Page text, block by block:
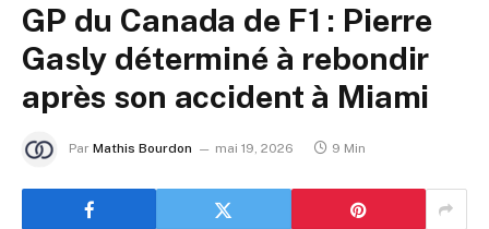
GP du Canada de F1 : Pierre
Gasly déterminé à rebondir
après son accident à Miami
Par Mathis Bourdon mai 19, 2026 9 Min